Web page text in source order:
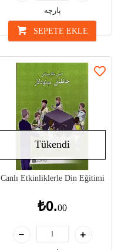
پارچە
SEPETE EKLE
Tükendi
Canlı Etkinliklerle Din Eğitimi
₺0.00